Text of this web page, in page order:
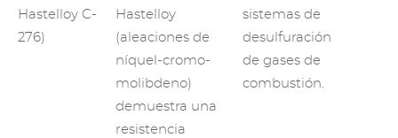
Hastelloy C-
276)
Hastelloy
(aleaciones de
níquel-cromo-
molibdeno)
demuestra una
resistencia
sistemas de
desulfuración
de gases de
combustión.